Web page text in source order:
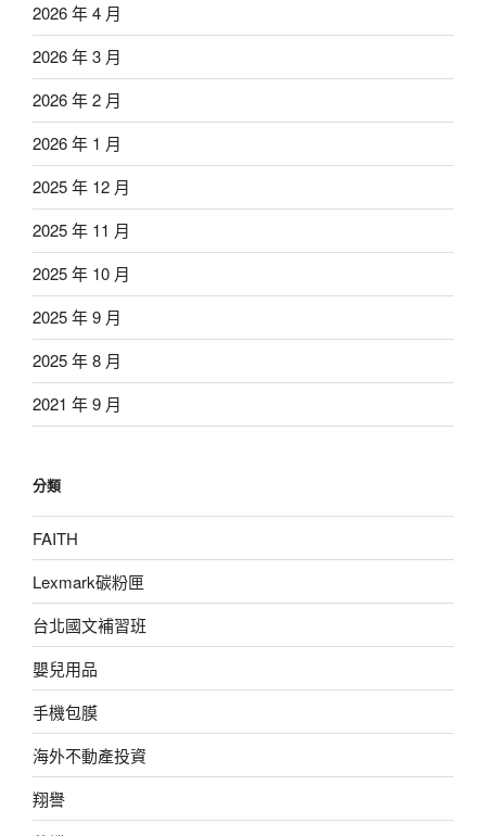
2026 年 4 月
2026 年 3 月
2026 年 2 月
2026 年 1 月
2025 年 12 月
2025 年 11 月
2025 年 10 月
2025 年 9 月
2025 年 8 月
2021 年 9 月
分類
FAITH
Lexmark碳粉匣
台北國文補習班
嬰兒用品
手機包膜
海外不動產投資
翔譽